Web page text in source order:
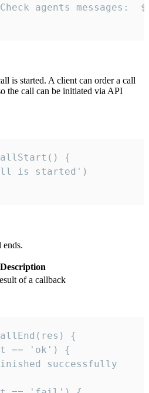
is started. A client can order a call
the call can be initiated via API
{
is started')
ends.
Description
of a callback
{
== 'ok') {
successfully